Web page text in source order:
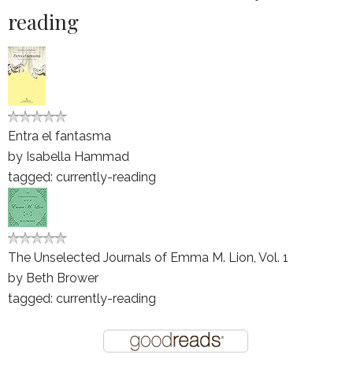
reading
Entra el fantasma
by Isabella Hammad
tagged: currently-reading
The Unselected Journals of Emma M. Lion, Vol. 1
by Beth Brower
tagged: currently-reading